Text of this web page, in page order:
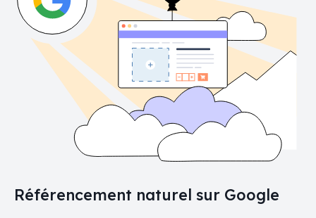
Référencement naturel sur Google